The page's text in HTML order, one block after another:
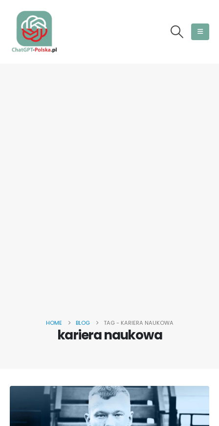
HOME BLOG TAG - KARIERA NAUKOWA
kariera naukowa